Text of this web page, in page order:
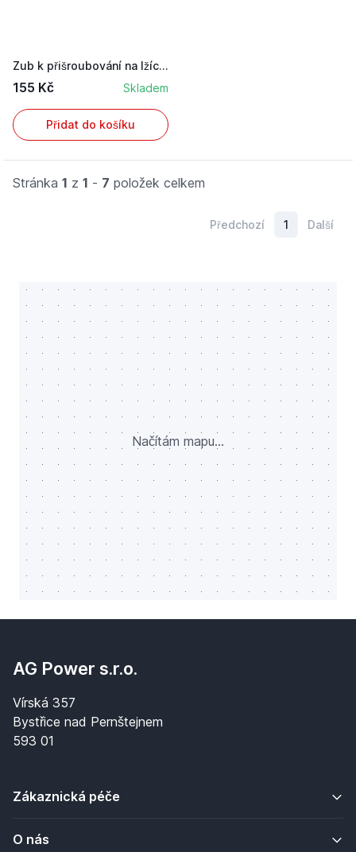
Zub k přišroubování na lžíci bagru o celkové dé...
155 Kč Skladem
Přidat do košíku
Stránka 1 z 1 - 7 položek celkem
Předchozí 1 Další
Načítám mapu...
AG Power s.r.o.
Vírská 357
Bystřice nad Pernštejnem
593 01
Zákaznická péče
O nás